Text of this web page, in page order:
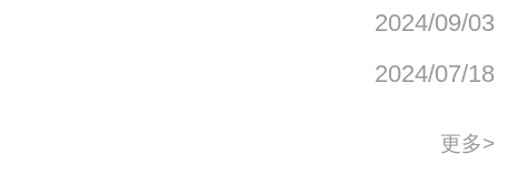
2024/09/03
2024/07/18
更多>